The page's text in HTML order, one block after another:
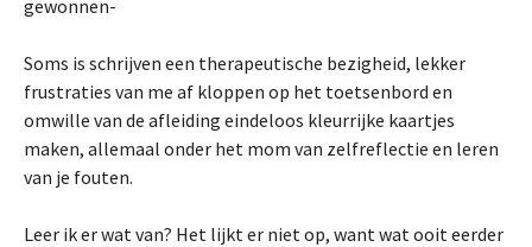
gewonnen-
Soms is schrijven een therapeutische bezigheid, lekker
frustraties van me af kloppen op het toetsenbord en
omwille van de afleiding eindeloos kleurrijke kaartjes
maken, allemaal onder het mom van zelfreflectie en leren
van je fouten.
Leer ik er wat van? Het lijkt er niet op, want wat ooit eerder